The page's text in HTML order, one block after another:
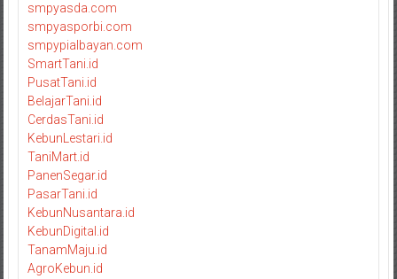
smpyasda.com
smpyasporbi.com
smpypialbayan.com
SmartTani.id
PusatTani.id
BelajarTani.id
CerdasTani.id
KebunLestari.id
TaniMart.id
PanenSegar.id
PasarTani.id
KebunNusantara.id
KebunDigital.id
TanamMaju.id
AgroKebun.id